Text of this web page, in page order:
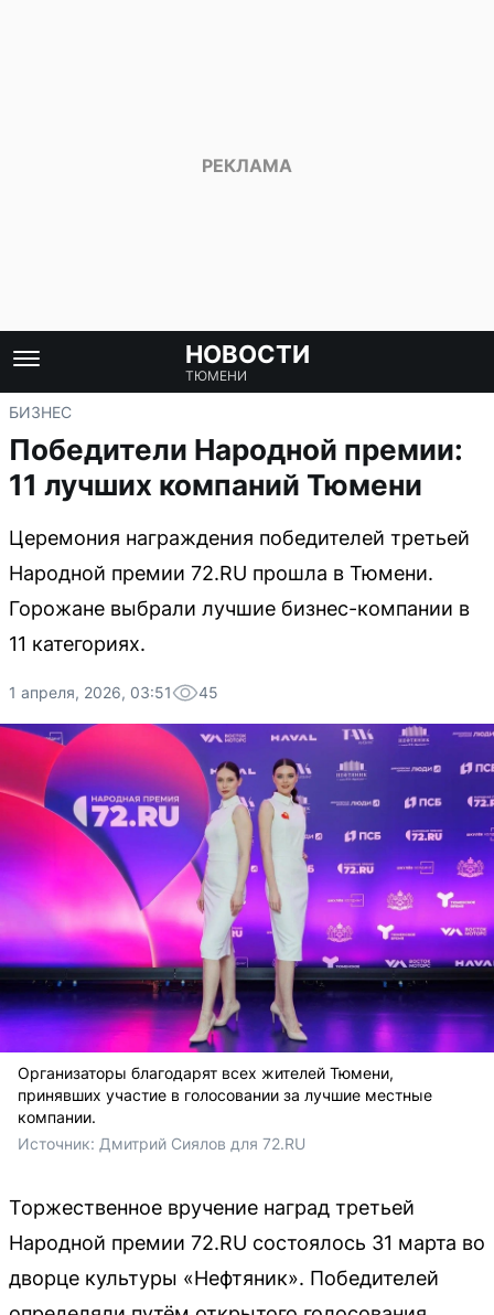
НОВОСТИ
ТЮМЕНИ
БИЗНЕС
Победители Народной премии:
11 лучших компаний Тюмени
Церемония награждения победителей третьей
Народной премии 72.RU прошла в Тюмени.
Горожане выбрали лучшие бизнес-компании в
11 категориях.
1 апреля, 2026, 03:51 45
Организаторы благодарят всех жителей Тюмени,
принявших участие в голосовании за лучшие местные
компании.
Источник: Дмитрий Сиялов для 72.RU
Торжественное вручение наград третьей
Народной премии 72.RU состоялось 31 марта во
дворце культуры «Нефтяник». Победителей